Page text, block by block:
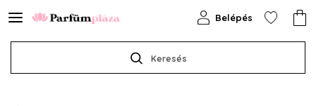
Keresés
Belépés